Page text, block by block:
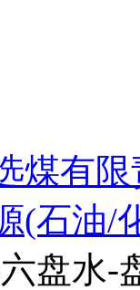
煤有
(石油/
六盘水-